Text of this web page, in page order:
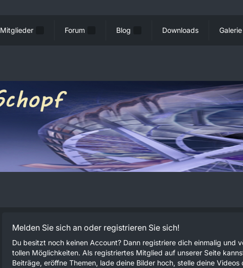
Mitglieder Forum Blog Downloads Galerie
Melden Sie sich an oder registrieren Sie sich!
Du besitzt noch keinen Account? Dann registriere dich einmalig und
tollen Möglichkeiten. Als registriertes Mitglied auf unserer Seite
Beiträge, eröffne Themen, lade deine Bilder hoch, stelle deine